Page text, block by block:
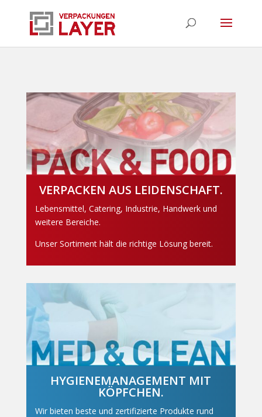
VERPACKEN AUS LEIDENSCHAFT.
Lebensmittel, Catering, Industrie, Handwerk und
weitere Bereiche.
Unser Sortiment hält die richtige Lösung bereit.
HYGIENEMANAGEMENT MIT
KÖPFCHEN.
Wir bieten beste und zertifizierte Produkte rund